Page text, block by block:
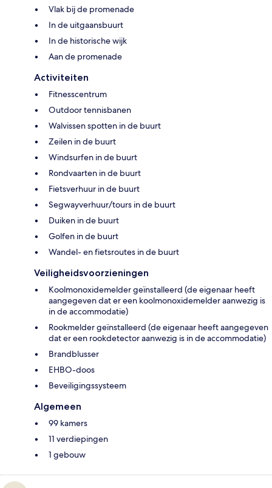
Vlak bij de promenade
In de uitgaansbuurt
In de historische wijk
Aan de promenade
Activiteiten
Fitnesscentrum
Outdoor tennisbanen
Walvissen spotten in de buurt
Zeilen in de buurt
Windsurfen in de buurt
Rondvaarten in de buurt
Fietsverhuur in de buurt
Segwayverhuur/tours in de buurt
Duiken in de buurt
Golfen in de buurt
Wandel- en fietsroutes in de buurt
Veiligheidsvoorzieningen
Koolmonoxidemelder geïnstalleerd (de eigenaar heeft
aangegeven dat er een koolmonoxidemelder aanwezig is
in de accommodatie)
Rookmelder geïnstalleerd (de eigenaar heeft aangegeven
dat er een rookdetector aanwezig is in de accommodatie)
Brandblusser
EHBO-doos
Beveiligingssysteem
Algemeen
99 kamers
11 verdiepingen
1 gebouw